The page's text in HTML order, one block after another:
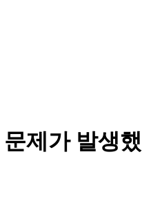
제가 발생했